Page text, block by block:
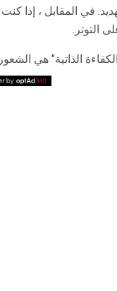
في المقابل ، إذا
التوتر.
الذاتية" هي